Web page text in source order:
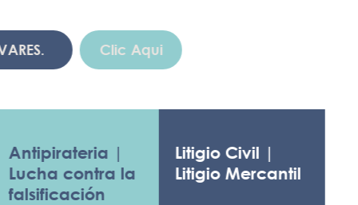
Clic Aqui
|
contra la
Litigio Civil |
Litigio Mercantil